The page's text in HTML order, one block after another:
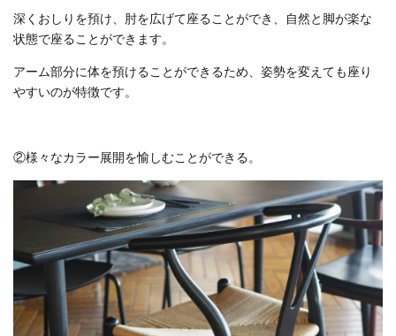
深くおしりを預け、肘を広げて座ることができ、自然と脚が楽な
状態で座ることができます。
アーム部分に体を預けることができるため、姿勢を変えても座り
やすいのが特徴です。
②様々なカラー展開を愉しむことができる。